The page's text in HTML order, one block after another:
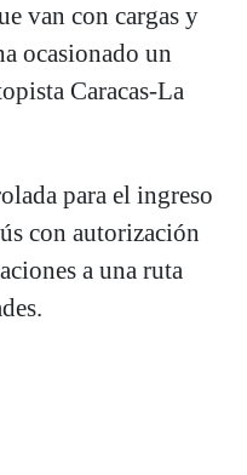
van con cargas y
ocasionado un
Caracas-La
para el ingreso
con autorización
a una ruta